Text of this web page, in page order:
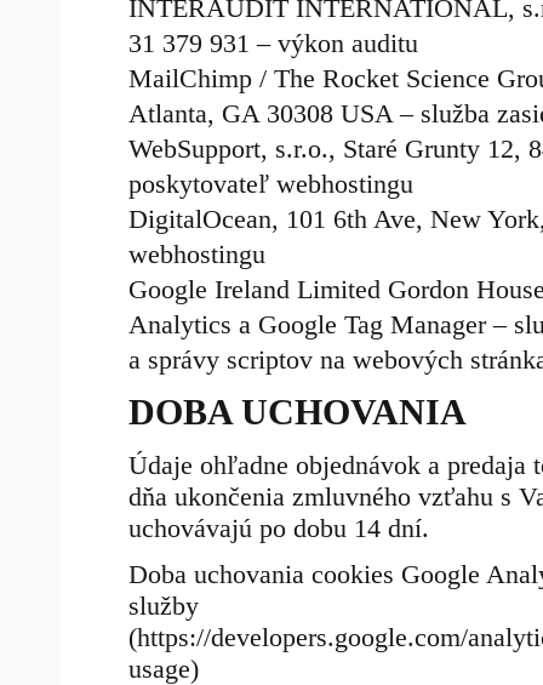
INTERAUDIT INTERNATIONAL,
31 379 931 – výkon auditu
MailChimp / The Rocket Science
Atlanta, GA 30308 USA – služba
WebSupport, s.r.o., Staré Grunty 12,
poskytovateľ webhostingu
DigitalOcean, 101 6th Ave, New
webhostingu
Google Ireland Limited Gordon
Analytics a Google Tag Manager –
a správy scriptov na webových
DOBA UCHOVANIA
Údaje ohľadne objednávok a predaja
dňa ukončenia zmluvného vzťahu s
uchovávajú po dobu 14 dní.
Doba uchovania cookies Google
služby
(https://developers.google.com/
usage)